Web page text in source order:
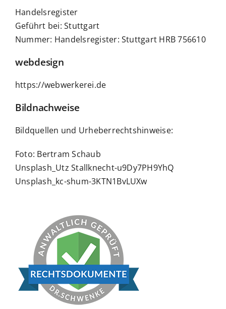
Handelsregister
Geführt bei: Stuttgart
Nummer: Handelsregister: Stuttgart HRB 756610
webdesign
https://webwerkerei.de
Bildnachweise
Bildquellen und Urheberrechtshinweise:
Foto: Bertram Schaub
Unsplash_Utz Stallknecht-u9Dy7PH9YhQ
Unsplash_kc-shum-3KTN1BvLUXw